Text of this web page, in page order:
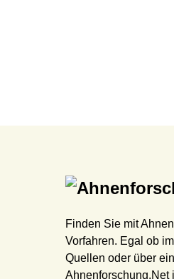
Finden Sie mit
Vorfahren. Egal ob
Quellen oder über
Ahnenforschung.Net